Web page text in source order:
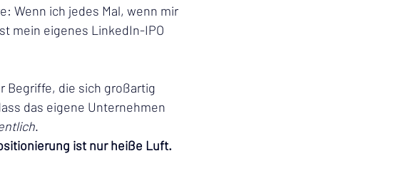
Wenn ich jedes Mal, wenn mir
mein eigenes LinkedIn-IPO
Begriffe, die sich großartig
das eigene Unternehmen
.
ist nur heiße Luft.